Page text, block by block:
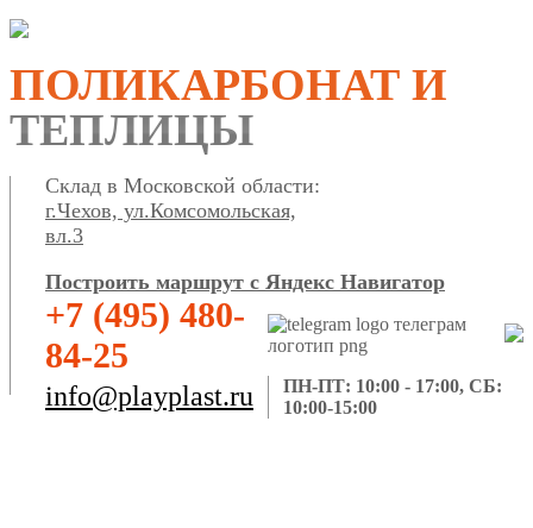
ПОЛИКАРБОНАТ И
ТЕПЛИЦЫ
Склад в Московской области:
г.Чехов, ул.Комсомольская,
вл.3
Построить маршрут с Яндекс Навигатор
+7 (495) 480-
84-25
info@playplast.ru
ПН-ПТ: 10:00 - 17:00, СБ:
10:00-15:00